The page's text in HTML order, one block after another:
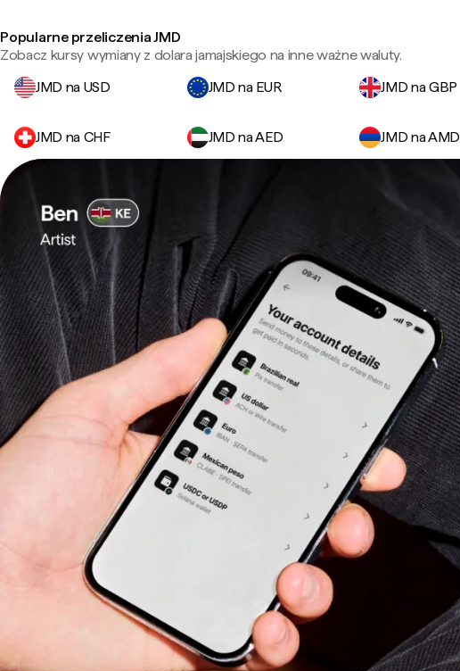
Popularne przeliczenia JMD
Zobacz kursy wymiany z dolara jamajskiego na inne ważne waluty.
JMD na USD
JMD na EUR JMD na GBP
JMD na CHF JMD na AED JMD na AMD